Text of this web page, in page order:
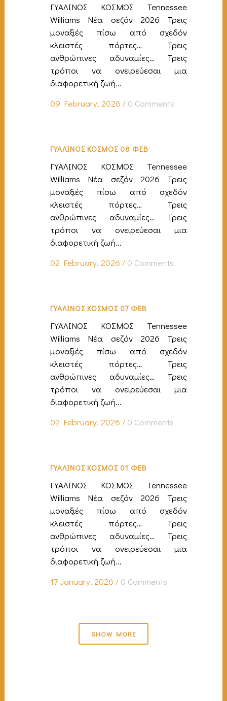
ΓΥΑΛΙΝΟΣ ΚΟΣΜΟΣ Tennessee
Williams Νέα σεζόν 2026 Τρεις
μοναξιές πίσω από σχεδόν
κλειστές πόρτες… Τρεις
ανθρώπινες αδυναμίες… Τρεις
τρόποι να ονειρεύεσαι μια
διαφορετική ζωή...
09 February, 2026 / 0 Comments
ΓΥΑΛΙΝΟΣ ΚΟΣΜΟΣ 08 ΦΕΒ
ΓΥΑΛΙΝΟΣ ΚΟΣΜΟΣ Tennessee
Williams Νέα σεζόν 2026 Τρεις
μοναξιές πίσω από σχεδόν
κλειστές πόρτες… Τρεις
ανθρώπινες αδυναμίες… Τρεις
τρόποι να ονειρεύεσαι μια
διαφορετική ζωή...
02 February, 2026 / 0 Comments
ΓΥΑΛΙΝΟΣ ΚΟΣΜΟΣ 07 ΦΕΒ
ΓΥΑΛΙΝΟΣ ΚΟΣΜΟΣ Tennessee
Williams Νέα σεζόν 2026 Τρεις
μοναξιές πίσω από σχεδόν
κλειστές πόρτες… Τρεις
ανθρώπινες αδυναμίες… Τρεις
τρόποι να ονειρεύεσαι μια
διαφορετική ζωή...
02 February, 2026 / 0 Comments
ΓΥΑΛΙΝΟΣ ΚΟΣΜΟΣ 01 ΦΕΒ
ΓΥΑΛΙΝΟΣ ΚΟΣΜΟΣ Tennessee
Williams Νέα σεζόν 2026 Τρεις
μοναξιές πίσω από σχεδόν
κλειστές πόρτες… Τρεις
ανθρώπινες αδυναμίες… Τρεις
τρόποι να ονειρεύεσαι μια
διαφορετική ζωή...
17 January, 2026 / 0 Comments
SHOW MORE